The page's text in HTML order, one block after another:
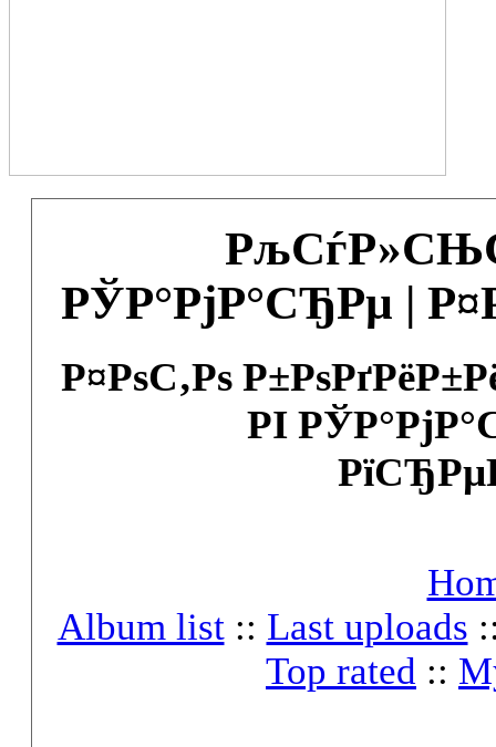
РЎР°РјР°СЂРµ |
Р¤РѕС‚Рѕ
РІ
Album list:: Last uploads
Top rated ::